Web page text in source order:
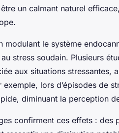
être un calmant naturel
modulant le système
stress soudain. Plusieurs
aux situations
exemple, lors d’épisodes de
diminuant la perception
confirment ces effets : des